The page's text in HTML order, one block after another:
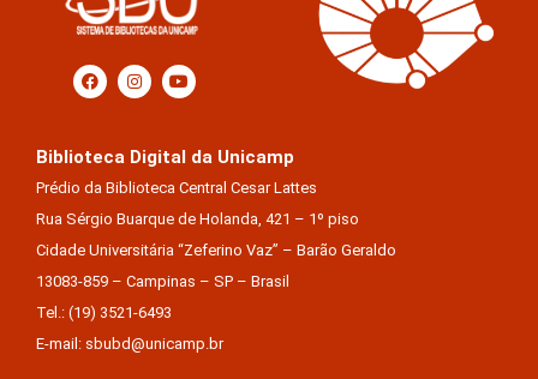
Biblioteca Digital da Unicamp
Prédio da Biblioteca Central Cesar Lattes
Rua Sérgio Buarque de Holanda, 421 – 1º piso
Cidade Universitária “Zeferino Vaz” – Barão Geraldo
13083-859 – Campinas – SP – Brasil
Tel.: (19) 3521-6493
E-mail: sbubd@unicamp.br